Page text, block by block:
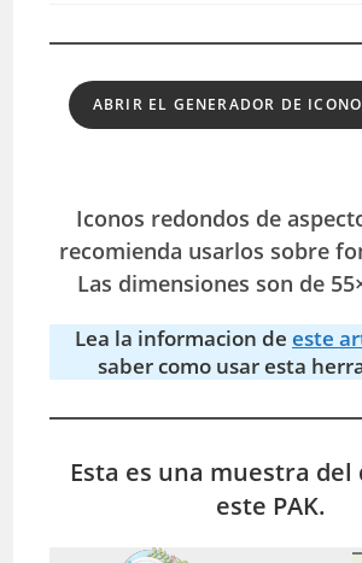
ABRIR EL GENERADOR DE
Iconos redondos de
recomienda usarlos sobre
Las dimensiones son de
Lea la informacion de este
saber como usar esta
Esta es una muestra del
este PAK.